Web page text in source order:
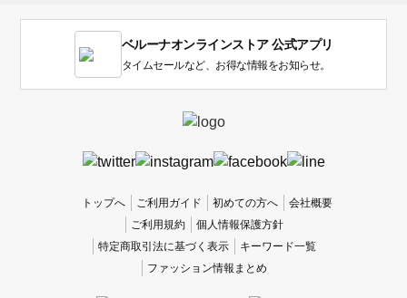
ベルーナオンラインストア 公式アプリ
タイムセールなど、お得な情報をお知らせ。
トップへ ご利用ガイド 初めての方へ
会社概要
ご利用規約
個人情報保護方針
特定商取引法に基づく表示
キーワード一覧
ファッション情報まとめ